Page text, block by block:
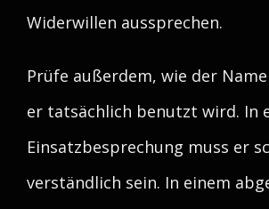
Widerwillen aussprechen.
Prüfe außerdem, wie der
er tatsächlich benutzt wird. In
Einsatzbesprechung muss er
verständlich sein. In einem